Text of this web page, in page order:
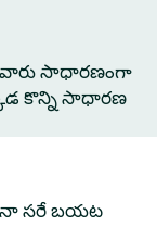
వారు సాధారణంగా
కొన్ని సాధారణ
సరే బయట